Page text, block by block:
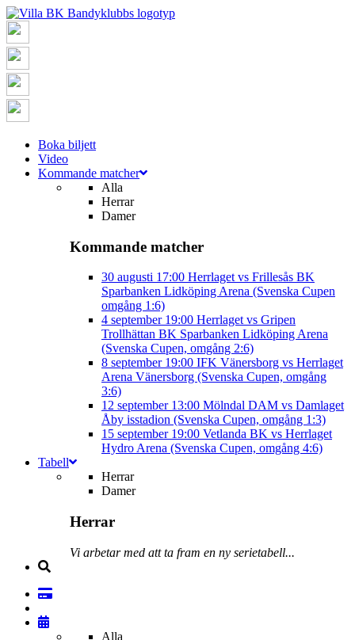
Boka biljett
Video
Kommande matcher
Alla
Herrar
Damer
Kommande matcher
30 augusti 17:00 Herrlaget vs Frillesås BK
Sparbanken Lidköping Arena (Svenska Cupen
omgång 1:6)
4 september 19:00 Herrlaget vs Gripen
Trollhättan BK Sparbanken Lidköping Arena
(Svenska Cupen, omgång 2:6)
8 september 19:00 IFK Vänersborg vs Herrlaget
Arena Vänersborg (Svenska Cupen, omgång
3:6)
12 september 13:00 Mölndal DAM vs Damlaget
Åby isstadion (Svenska Cupen, omgång 1:3)
15 september 19:00 Vetlanda BK vs Herrlaget
Hydro Arena (Svenska Cupen, omgång 4:6)
Tabell
Herrar
Damer
Herrar
Vi arbetar med att ta fram en ny serietabell...
Alla